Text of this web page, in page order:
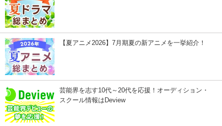
【夏アニメ2026】7月期夏の新アニメを一挙紹介！
芸能界を志す10代～20代を応援！オーディション・
スクール情報はDeview